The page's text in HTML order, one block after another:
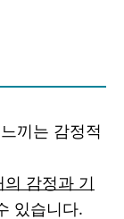
끼는 감정적
감정과 기
있습니다.